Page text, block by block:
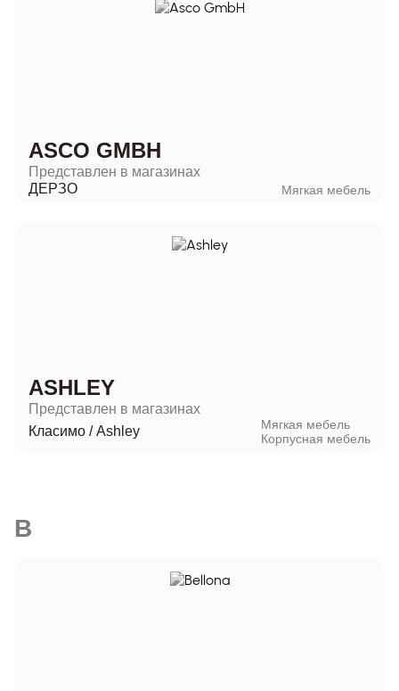
ASCO GMBH
Представлен в магазинах
ДЕРЗО
Мягкая мебель
ASHLEY
Представлен в магазинах
Класимо /Ashley
Мягкая мебель
Корпусная мебель
B